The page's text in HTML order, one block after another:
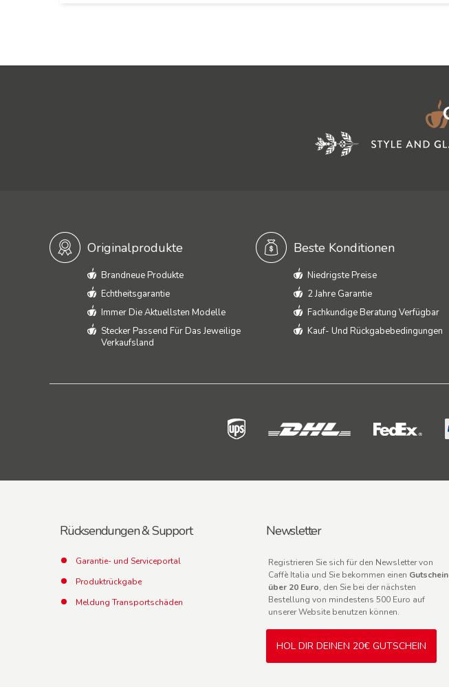
Originalprodukte
Brandneue Produkte
Echtheitsgarantie
Immer Die Aktuellsten Modelle
Stecker Passend Für Das Jeweilige
Verkaufsland
Beste Konditionen
Niedrigste Preise
2 Jahre Garantie
Fachkundige Beratung Verfügbar
Kauf- Und Rückgabebedingungen
Rücksendungen & Support
Garantie- und Serviceportal
Produktrückgabe
Meldung Transportschäden
Newsletter
Registrieren Sie sich für den Newsletter von
Caffè Italia und Sie bekommen einen Gutschein
über 20 Euro, den Sie bei der nächsten
Bestellung von mindestens 500 Euro auf
unserer Website benutzen können.
HOL DIR DEINEN 20€ GUTSCHEIN